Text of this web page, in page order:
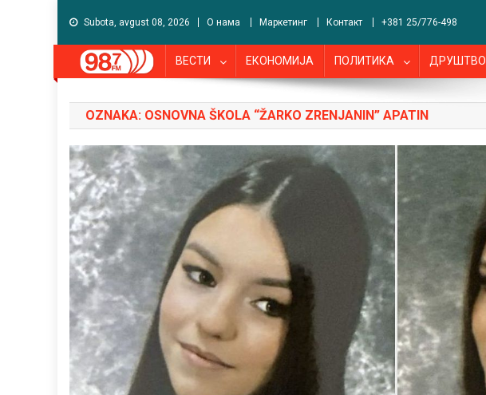
Subota, avgust 08, 2026 О нама Маркетинг Контакт +381 25/776-498
ВЕСТИ ЕКОНОМИЈА ПОЛИТИКА ДРУШТВО
OZNAKA: OSNOVNA ŠKOLA “ŽARKO ZRENJANIN” APATIN